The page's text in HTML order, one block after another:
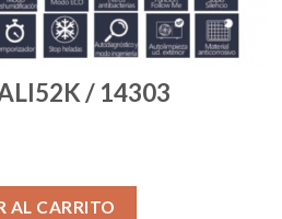
/ 14303
cantidad
AL CARRITO